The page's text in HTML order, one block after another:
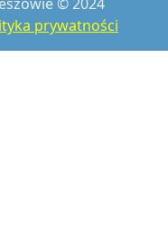
prywatności